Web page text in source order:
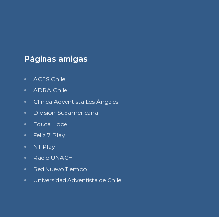
Páginas amigas
ACES Chile
ADRA Chile
Clínica Adventista Los Ángeles
División Sudamericana
Educa Hope
Feliz 7 Play
NT Play
Radio UNACH
Red Nuevo TIempo
Universidad Adventista de Chile